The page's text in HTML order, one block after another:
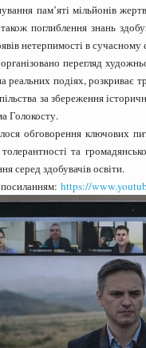
пам’яті мільйонів
поглиблення знань
нетерпимості в сучасному
перегляд
реальних подіях, розкриває
за збереження
Голокосту.
обговорення ключових
та
серед здобувачів освіти.
https://